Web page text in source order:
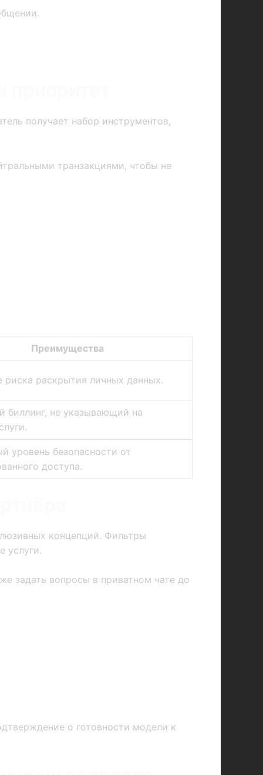
получает набор инструментов,
транзакциями, чтобы не
Преимущества
риска раскрытия личных данных.
биллинг, не указывающий на
уровень безопасности от
доступа.
концепций. Фильтры
услуги.
задать вопросы в приватном чате до
о готовности модели к